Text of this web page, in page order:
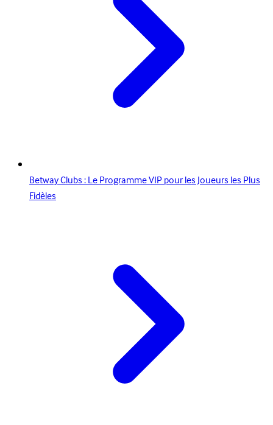
Betway Clubs : Le Programme VIP pour les Joueurs les Plus
Fidèles